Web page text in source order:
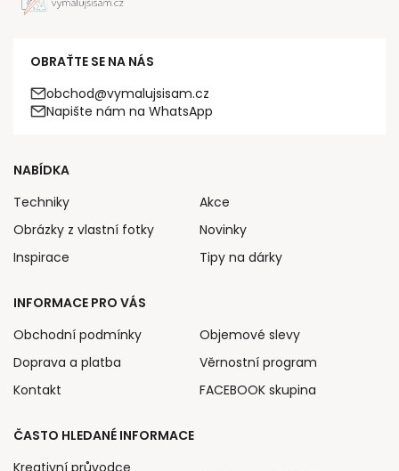
OBRAŤTE SE NA NÁS
obchod@vymalujsisam.cz
Napište nám na WhatsApp
NABÍDKA
Techniky
Obrázky z vlastní fotky
Inspirace
Akce
Novinky
Tipy na dárky
INFORMACE PRO VÁS
Obchodní podmínky
Doprava a platba
Kontakt
Objemové slevy
Věrnostní program
FACEBOOK skupina
ČASTO HLEDANÉ INFORMACE
Kreativní průvodce